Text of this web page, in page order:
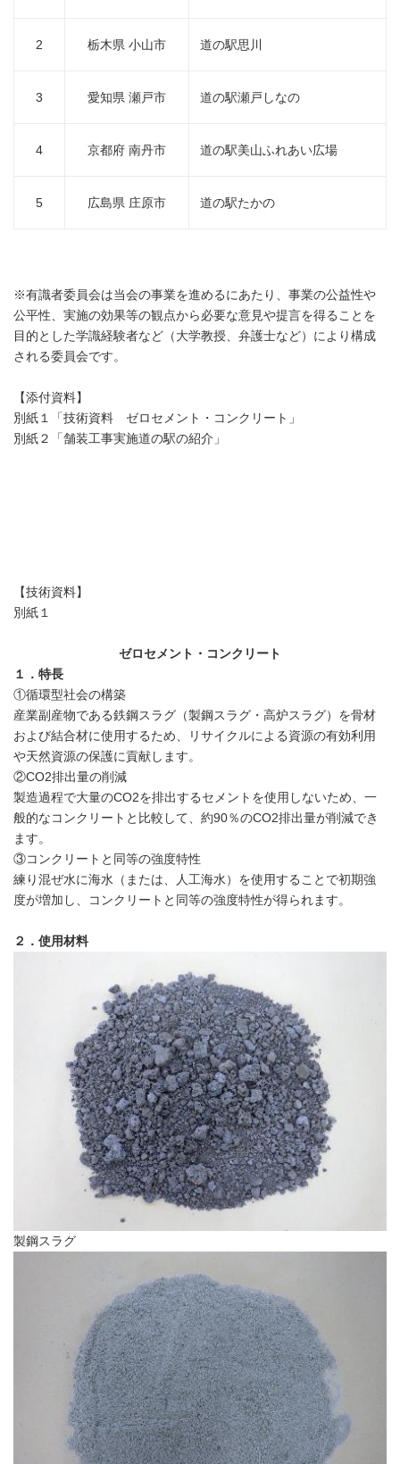
2 栃木県 小山市 道の駅思川
3 愛知県 瀬戸市 道の駅瀬戸しなの
4 京都府 南丹市 道の駅美山ふれあい広場
5 広島県 庄原市 道の駅たかの
※有識者委員会は当会の事業を進めるにあたり、事業の公益性や
公平性、実施の効果等の観点から必要な意見や提言を得ることを
目的とした学識経験者など（大学教授、弁護士など）により構成
される委員会です。
【添付資料】
別紙１「技術資料 ゼロセメント・コンクリート」
別紙２「舗装工事実施道の駅の紹介」
【技術資料】
別紙１
ゼロセメント・コンクリート
１．特長
①循環型社会の構築
産業副産物である鉄鋼スラグ（製鋼スラグ・高炉スラグ）を骨材
および結合材に使用するため、リサイクルによる資源の有効利用
や天然資源の保護に貢献します。
②CO2排出量の削減
製造過程で大量のCO2を排出するセメントを使用しないため、一
般的なコンクリートと比較して、約90％のCO2排出量が削減でき
ます。
③コンクリートと同等の強度特性
練り混ぜ水に海水（または、人工海水）を使用することで初期強
度が増加し、コンクリートと同等の強度特性が得られます。
２．使用材料
製鋼スラグ